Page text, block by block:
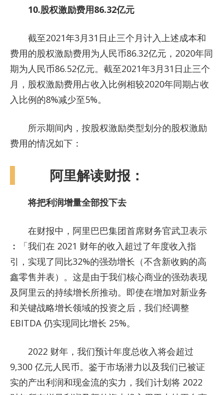
10.股权激励费用86.32亿元
截至2021年3月31日止三个月计入上述成本和
费用的股权激励费用为人民币86.32亿元，2020年同
期为人民币86.52亿元。截至2021年3月31日止三个
月，股权激励费用占收入比例相较2020年同期占收
入比例的8%减少至5%。
所示期间内，按股权激励类型划分的股权激励
费用的情况如下：
阿里解读财报：
将把利润增量全部投下去
在财报中，阿里巴巴集团首席财务官武卫表示
︰「我们在 2021 财年的收入超过了年度收入指
引，实现了同比32%的强劲增长（不含新收购的高
鑫零售并表）。这是由于我们核心商业的强劲表现
及阿里云的持续增长所推动。即使在增加对新业务
和关键战略增长领域的投资之后，我们经调整
EBITDA 仍实现同比增长 25%。
2022 财年，我们预计年度总收入将会超过
9,300 亿元人民币。鉴于市场潜力以及我们已被证
实的产出利润和现金流的实力，我们计划将 2022